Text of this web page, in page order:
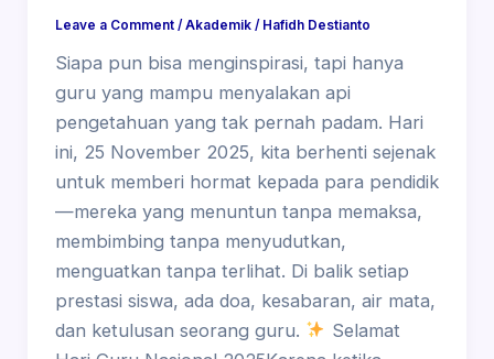
Leave a Comment / Akademik/ Hafidh Destianto
Siapa pun bisa menginspirasi, tapi hanya
guru yang mampu menyalakan api
pengetahuan yang tak pernah padam. Hari
ini, 25 November 2025, kita berhenti sejenak
untuk memberi hormat kepada para pendidik
—mereka yang menuntun tanpa memaksa,
membimbing tanpa menyudutkan,
menguatkan tanpa terlihat. Di balik setiap
prestasi siswa, ada doa, kesabaran, air mata,
dan ketulusan seorang guru.
Selamat